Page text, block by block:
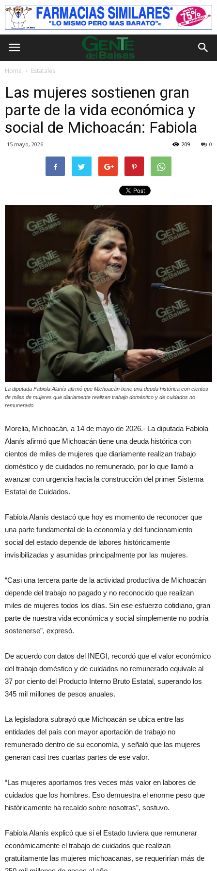
Home Estatales
Las mujeres sostienen gran
parte de la vida económica y
social de Michoacán: Fabiola
15 mayo, 2026 0
209
La diputada Fabiola Alanís afirmó que Michoacán tiene una deuda histórica con cientos
de miles de mujeres que diariamente realizan trabajo doméstico y de cuidados no
remunerado.
Morelia, Michoacán, a 14 de mayo de 2026.- La diputada Fabiola
Alanís afirmó que Michoacán tiene una deuda histórica con
cientos de miles de mujeres que diariamente realizan trabajo
doméstico y de cuidados no remunerado, por lo que llamó a
avanzar con urgencia hacia la construcción del primer Sistema
Estatal de Cuidados.
Fabiola Alanís destacó que hoy es momento de reconocer que
una parte fundamental de la economía y del funcionamiento
social del estado depende de labores históricamente
invisibilizadas y asumidas principalmente por las mujeres.
“Casi una tercera parte de la actividad productiva de Michoacán
depende del trabajo no pagado y no reconocido que realizan
miles de mujeres todos los días. Sin ese esfuerzo cotidiano, gran
parte de nuestra vida económica y social simplemente no podría
sostenerse”, expresó.
De acuerdo con datos del INEGI, recordó que el valor económico
del trabajo doméstico y de cuidados no remunerado equivale al
37 por ciento del Producto Interno Bruto Estatal, superando los
345 mil millones de pesos anuales.
La legisladora subrayó que Michoacán se ubica entre las
entidades del país con mayor aportación de trabajo no
remunerado dentro de su economía, y señaló que las mujeres
generan casi tres cuartas partes de ese valor.
“Las mujeres aportamos tres veces más valor en labores de
cuidados que los hombres. Eso demuestra el enorme peso que
históricamente ha recaído sobre nosotras”, sostuvo.
Fabiola Alanís explicó que si el Estado tuviera que remunerar
económicamente el trabajo de cuidados que realizan
gratuitamente las mujeres michoacanas, se requerirían más de